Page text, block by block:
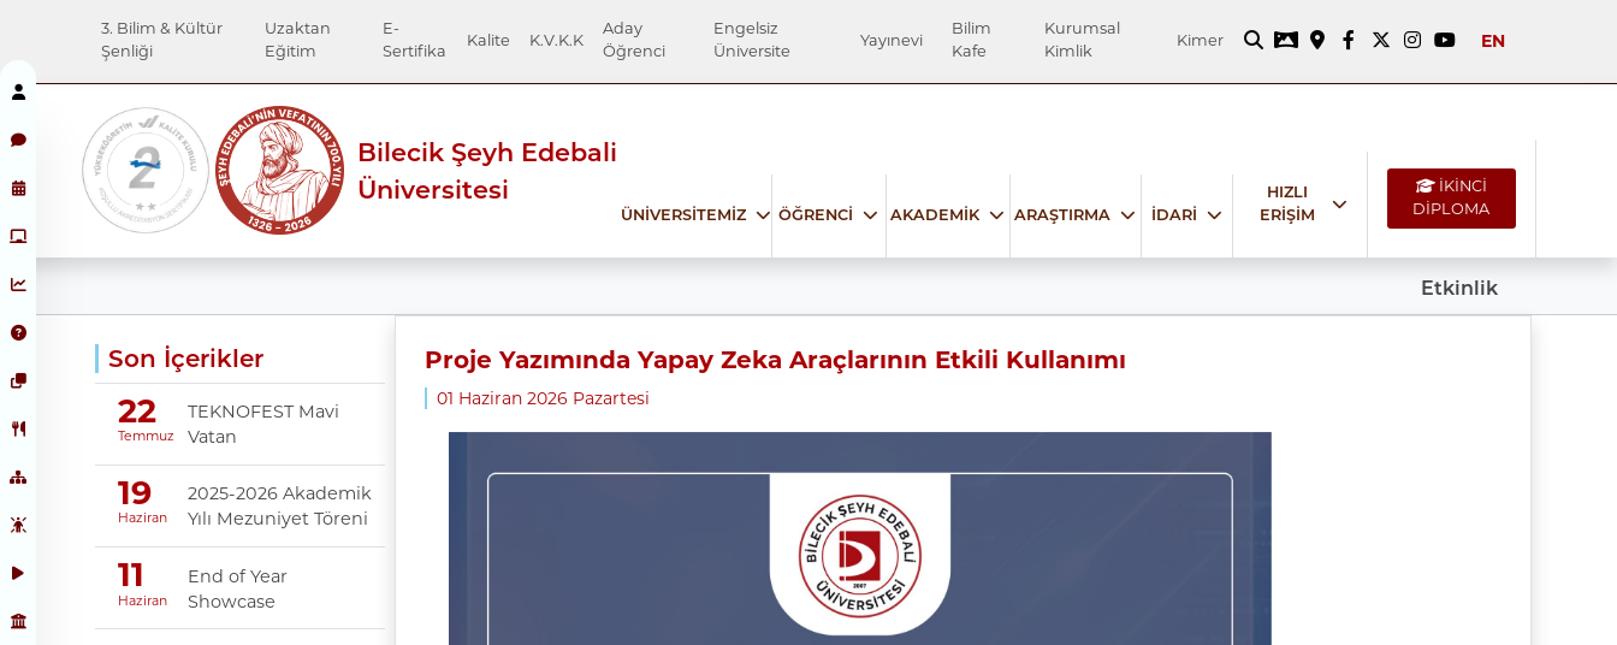
3. Bilim & Kültür
Şenliği
Uzaktan
Eğitim
E-
Sertifika
Kalite K.V.K.K
Aday
Öğrenci
Engelsiz
Üniversite
Yayınevi
Bilim
Kafe
Kurumsal
Kimlik
Kimer EN
Bilecik Şeyh Edebali
Üniversitesi
ÜNİVERSİTEMİZ ÖĞRENCİ AKADEMİK ARAŞTIRMA İDARİ
HIZLI
ERİŞİM
İKİNCİ
DİPLOMA
Etkinlik
Son İçerikler
22
Temmuz
TEKNOFEST Mavi
Vatan
19
Haziran
2025-2026 Akademik
Yılı Mezuniyet Töreni
11
Haziran
End of Year
Showcase
Proje Yazımında Yapay Zeka Araçlarının Etkili Kullanımı
01 Haziran 2026 Pazartesi